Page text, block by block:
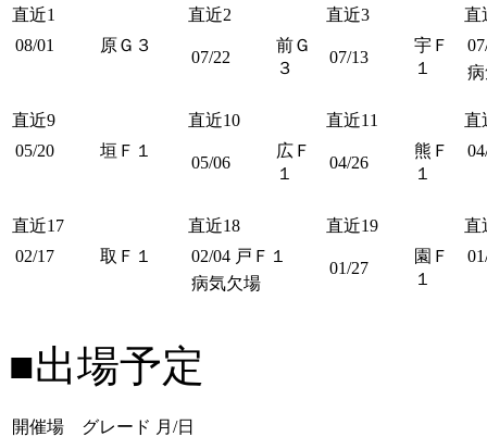
直近1 直近2 直近3
直
08/01
原Ｇ３
07/22
前Ｇ
３
07/13
宇Ｆ
１
直近9 直近10 直近11
直
05/20
垣Ｆ１
05/06
広Ｆ
１
04/26
熊Ｆ
１
直近17 直近18 直近19
直
02/17
取Ｆ１ 02/04 戸Ｆ１
病気欠場
01/27
園Ｆ
１
■出場予定
開催場 グレード 月/日